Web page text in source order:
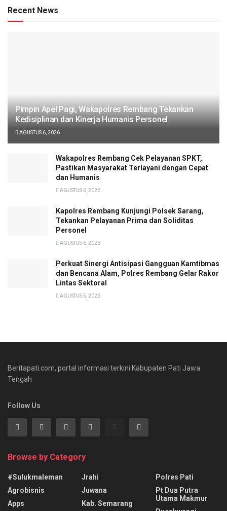
Recent News
Pimpin Apel Pagi, Wakapolres Rembang Tekankan
Kedisiplinan dan Kinerja Humanis Personel
AGUSTUS 6, 2026
Wakapolres Rembang Cek Pelayanan SPKT,
Pastikan Masyarakat Terlayani dengan Cepat
dan Humanis
AGUSTUS 6, 2026
Kapolres Rembang Kunjungi Polsek Sarang,
Tekankan Pelayanan Prima dan Soliditas
Personel
AGUSTUS 6, 2026
Perkuat Sinergi Antisipasi Gangguan Kamtibmas
dan Bencana Alam, Polres Rembang Gelar Rakor
Lintas Sektoral
AGUSTUS 5, 2026
Beritapati.com, portal informasi terkini Kabupaten Pati Jawa
Tengah
Follow Us
Browse by Category
#sulukmaleman
Agrobisnis
Apps
Jrahi
Juwana
Kab. Semarang
Polres Pati
Pt Dua Putra
Utama Makmur